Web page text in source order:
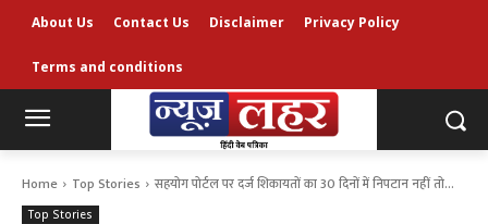
About Us Contact Us Disclaimer Privacy Policy
Terms and conditions
Home Top Stories सहयोग पोर्टल पर दर्ज शिकायतों का 30 दिनों में निपटान नहीं तो...
Top Stories